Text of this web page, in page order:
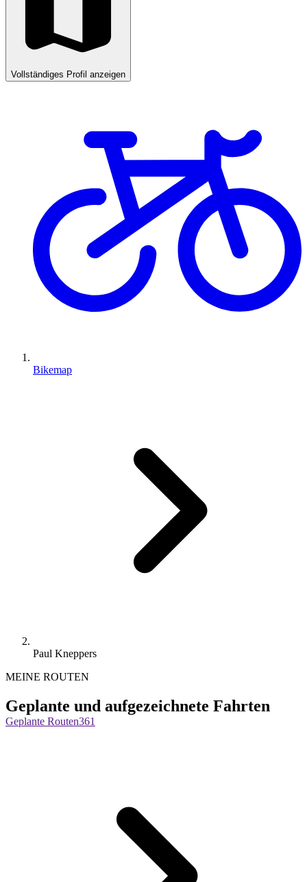
Vollständiges Profil anzeigen
Bikemap
Paul Kneppers
MEINE ROUTEN
Geplante und aufgezeichnete Fahrten
Geplante Routen361